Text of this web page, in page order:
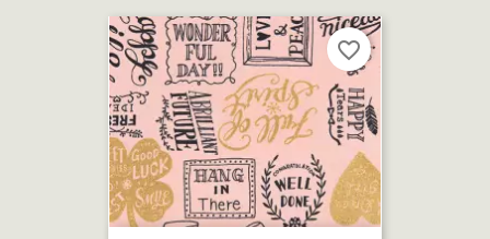
favorite_border